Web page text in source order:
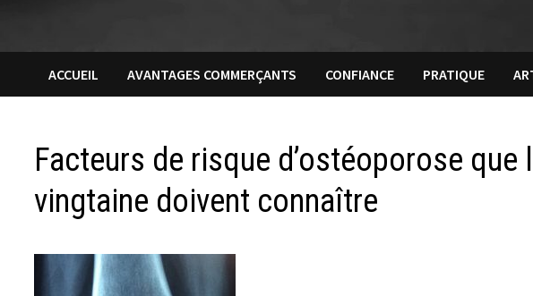
ACCUEIL AVANTAGES COMMERÇANTS CONFIANCE PRATIQUE
Facteurs de risque d’ostéoporose
vingtaine doivent connaître